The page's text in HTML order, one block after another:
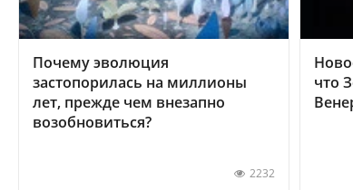
Почему эволюция
застопорилась на миллионы
лет, прежде чем внезапно
возобновиться?
2232
что